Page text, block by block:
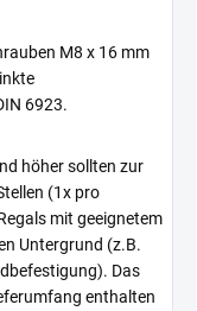
M8 x 16 mm
6923.
höher sollten zur
(1x pro
mit geeignetem
Untergrund (z.B.
Das
enthalten